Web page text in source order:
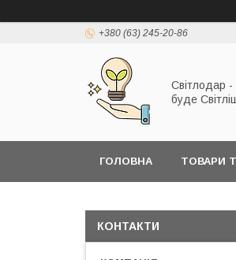
+380 (63) 245-20-86
Світлодар
буде
ГОЛОВНА ТОВАРИ
КОНТАКТИ